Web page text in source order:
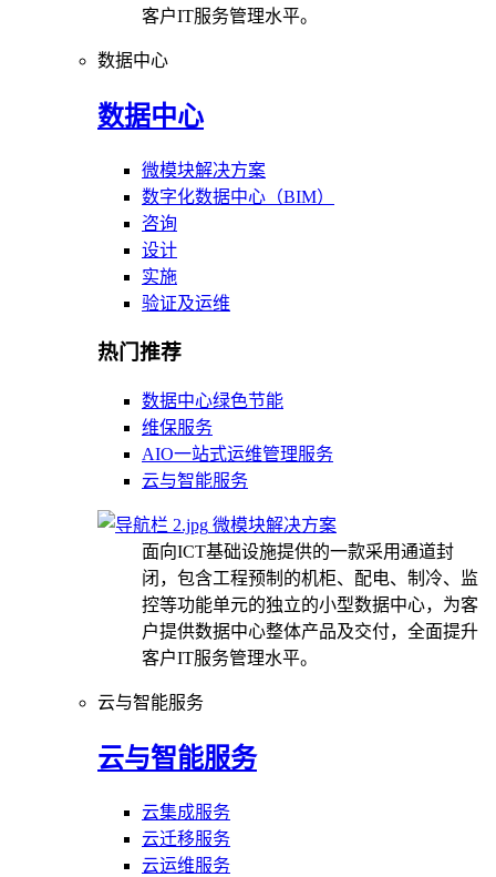
客户IT服务管理水平。
数据中心
数据中心
微模块解决方案
数字化数据中心（BIM）
咨询
设计
实施
验证及运维
热门推荐
数据中心绿色节能
维保服务
AIO一站式运维管理服务
云与智能服务
微模块解决方案
面向ICT基础设施提供的一款采用通道封
闭，包含工程预制的机柜、配电、制冷、监
控等功能单元的独立的小型数据中心，为客
户提供数据中心整体产品及交付，全面提升
客户IT服务管理水平。
云与智能服务
云与智能服务
云集成服务
云迁移服务
云运维服务